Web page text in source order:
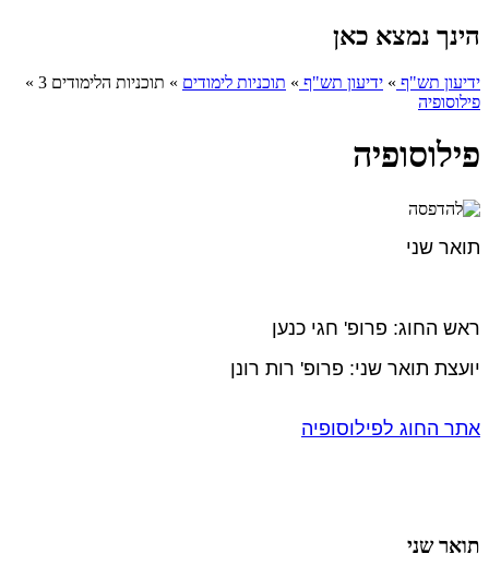
הינך נמצא כאן
ידיעון תש"ף » ידיעון תש"ף » תוכניות לימודים » תוכניות הלימודים 3
»
פילוסופיה
פילוסופיה
תואר שני
​ראש החוג: פרופ' חגי כנען
יועצת תואר שני: פרופ' רות רונן
אתר החוג לפילוסופיה
תואר שני